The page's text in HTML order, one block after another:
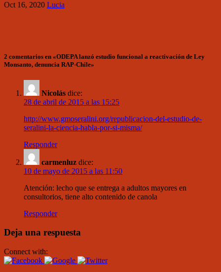
Oct 16, 2020 Lucia
2 comentarios en «ODEPA lanzó estudio funcional a reactivación de Ley
Monsanto, denuncia RAP-Chile»
Nicolás dice:
28 de abril de 2015 a las 15:25
http://www.gmoseralini.org/republicacion-del-estudio-de-
seralini-la-ciencia-habla-por-si-misma/
Responder
carmenluz dice:
10 de mayo de 2015 a las 11:50
Atención: lecho que se entrega a adultos mayores en
consultorios, tiene alto contenido de canola
Responder
Deja una respuesta
Connect with: